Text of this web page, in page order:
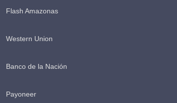
Flash Amazonas
Western Union
Banco de la Nación
Payoneer